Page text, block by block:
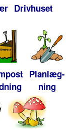
Drivhuset
Planlæg-
ning